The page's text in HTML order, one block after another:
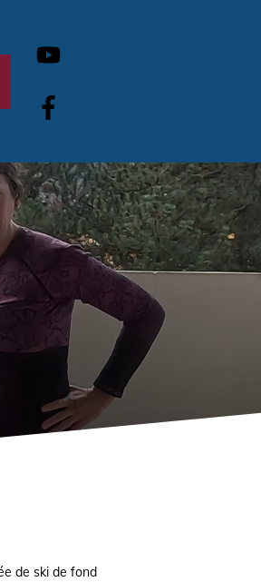
de ski de fond